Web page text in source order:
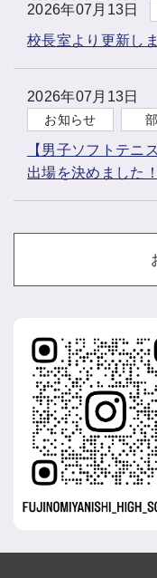
2026年07月13日
校長室より更新し
2026年07月13日
お知らせ
【男子ソフトテニ
出場を決めました